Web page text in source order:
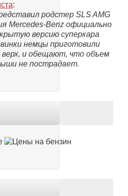
:
родстер SLS AMG
Mercedes-Benz официально
версию суперкара
немцы приготовили
верх, и обещают, что объем
не пострадает.